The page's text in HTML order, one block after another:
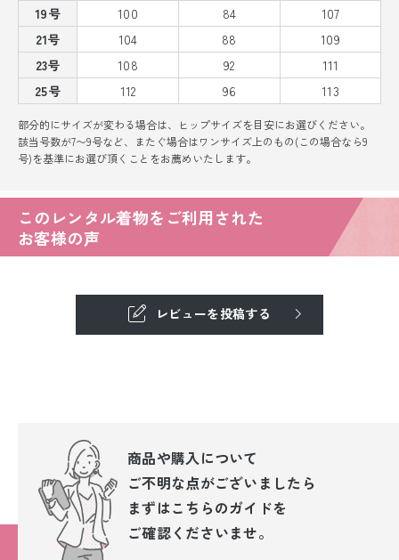
19号
100 84
107
21号
104 88
109
23号
108 92
111
25号
112 96 113
部分的にサイズが変わる場合は、ヒップサイズを目安にお選びください。
該当号数が7〜9号など、またぐ場合はワンサイズ上のもの(この場合なら9
号)を基準にお選び頂くことをお薦めいたします。
このレンタル着物をご利用された
お客様の声
レビューを投稿する
商品や購入について
ご不明な点がございましたら
まずはこちらのガイドを
ご確認くださいませ。